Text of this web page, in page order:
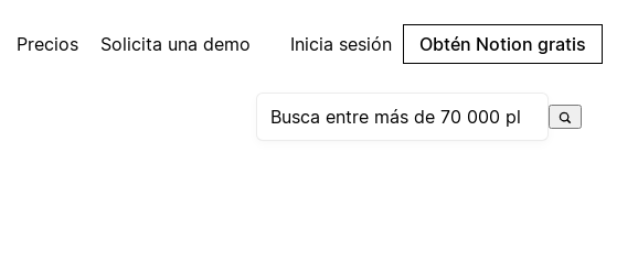
Precios Solicita una demo Inicia sesión Obtén Notion gratis